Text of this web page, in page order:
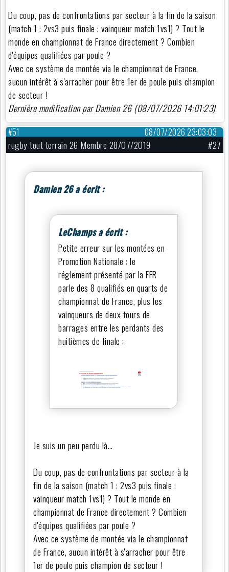
Du coup, pas de confrontations par secteur à la fin de la saison
(match 1 : 2vs3 puis finale : vainqueur match 1vs1) ? Tout le
monde en championnat de France directement ? Combien
d'équipes qualifiées par poule ?
Avec ce système de montée via le championnat de France,
aucun intérêt à s'arracher pour être 1er de poule puis champion
de secteur !
Dernière modification par Damien 26 (08/07/2026 14:01:23)
08/07/2026 23:03:03
#51
rugby tout terrain 26 Membre 28/07/2019 #27
Damien 26 a écrit :
LeChamps a écrit :
Petite erreur sur les montées en
Promotion Nationale : le
réglement présenté par la FFR
parle des 8 qualifiés en quarts de
championnat de France, plus les
vainqueurs de deux tours de
barrages entre les perdants des
huitièmes de finale :
Je suis un peu perdu là…
Du coup, pas de confrontations par secteur à la
fin de la saison (match 1 : 2vs3 puis finale :
vainqueur match 1vs1) ? Tout le monde en
championnat de France directement ? Combien
d'équipes qualifiées par poule ?
Avec ce système de montée via le championnat
de France, aucun intérêt à s'arracher pour être
1er de poule puis champion de secteur !